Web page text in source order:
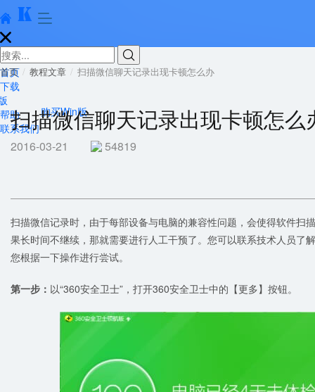
  


首页
下载
购买Win版
帮助
联系我们
首页 教程文章 扫描微信聊天记录出现卡顿怎么办
扫描微信聊天记录出现卡顿怎么
2016-03-21 54819
扫描微信记录时，由于每部设备与电脑的兼容性问题，会使得软件扫
果长时间不继续，那就需要进行人工干预了。您可以联系技术人员了
您根据一下操作进行尝试。
第一步： 以“360安全卫士”，打开360安全卫士中的【更多】按钮。